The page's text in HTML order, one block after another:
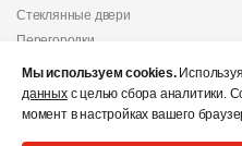
Стеклянные двери
Перегородки
Фурнитура
Мы используем cookies.
данныхс целью сбора аналитики.
момент в настройках вашего